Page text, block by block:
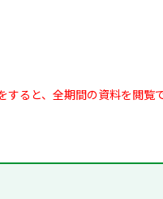
すると、全期間の資料を閲覧